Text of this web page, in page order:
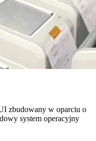
zbudowany w oparciu o
system operacyjny